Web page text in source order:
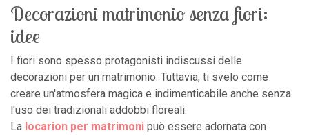
Decorazioni matrimonio senza fiori:
idee
I fiori sono spesso protagonisti indiscussi delle
decorazioni per un matrimonio. Tuttavia, ti svelo come
creare un'atmosfera magica e indimenticabile anche senza
l'uso dei tradizionali addobbi floreali.
La locarion per matrimoni può essere adornata con